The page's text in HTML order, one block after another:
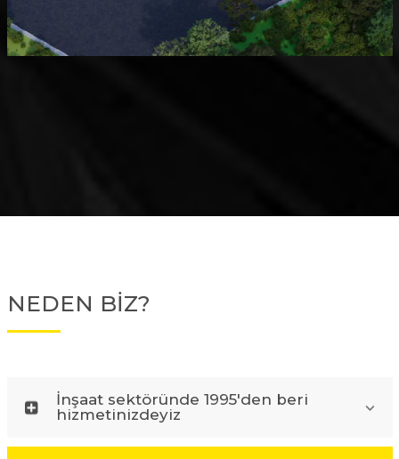
NEDEN BİZ?
İnşaat sektöründe 1995'den beri
hizmetinizdeyiz